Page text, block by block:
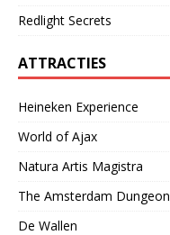
Redlight Secrets
ATTRACTIES
Heineken Experience
World of Ajax
Natura Artis Magistra
The Amsterdam Dungeon
De Wallen